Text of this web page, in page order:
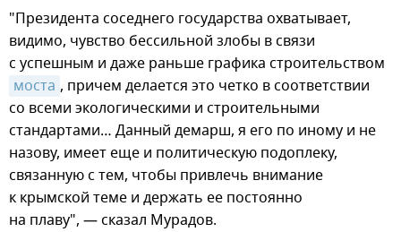
"Президента соседнего государства охватывает,
видимо, чувство бессильной злобы в связи
с успешным и даже раньше графика строительством
моста , причем делается это четко в соответствии
со всеми экологическими и строительными
стандартами… Данный демарш, я его по иному и не
назову, имеет еще и политическую подоплеку,
связанную с тем, чтобы привлечь внимание
к крымской теме и держать ее постоянно
на плаву", — сказал Мурадов.